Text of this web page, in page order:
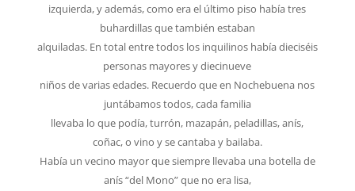
izquierda, y además, como era el último piso había tres
buhardillas que también estaban
alquiladas. En total entre todos los inquilinos había dieciséis
personas mayores y diecinueve
niños de varias edades. Recuerdo que en Nochebuena nos
juntábamos todos, cada familia
llevaba lo que podía, turrón, mazapán, peladillas, anís,
coñac, o vino y se cantaba y bailaba.
Había un vecino mayor que siempre llevaba una botella de
anís “del Mono” que no era lisa,